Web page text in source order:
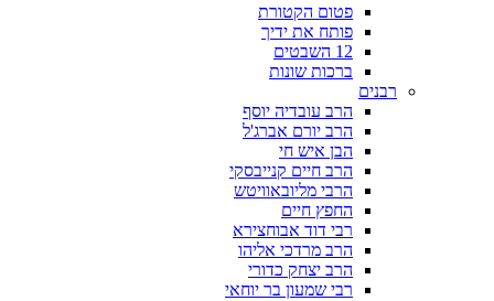
פטום הקטורת
פותח את ידיך
12 השבטים
ברכות שונות
רבנים
הרב עובדיה יוסף
הרב יורם אברג'ל
הבן איש חי
הרב חיים קנייבסקי
הרבי מליובאוויטש
החפץ חיים
רבי דוד אבוחצירא
הרב מרדכי אליהו
הרב יצחק כדורי
רבי שמעון בר יוחאי